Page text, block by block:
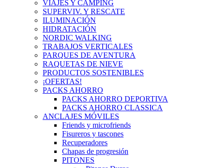
VIAJES Y CAMPING
SUPERVIV. Y RESCATE
ILUMINACIÓN
HIDRATACIÓN
NORDIC WALKING
TRABAJOS VERTICALES
PARQUES DE AVENTURA
RAQUETAS DE NIEVE
PRODUCTOS SOSTENIBLES
¡OFERTAS!
PACKS AHORRO
PACKS AHORRO DEPORTIVA
PACKS AHORRO CLASSICA
ANCLAJES MÓVILES
Friends y microfriends
Fisureros y tascones
Recuperadores
Chapas de progresión
PITONES